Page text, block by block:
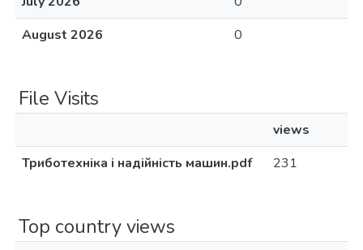
August 2026
0
File Visits
views
Триботехніка і надійність машин.pdf
231
Top country views